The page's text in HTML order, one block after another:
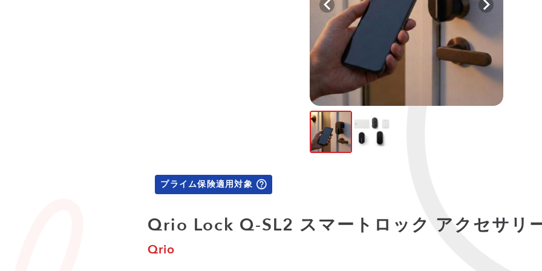
プライム保険適用対象
Qrio Lock Q-SL2 スマートロック アクセサリ
Qrio